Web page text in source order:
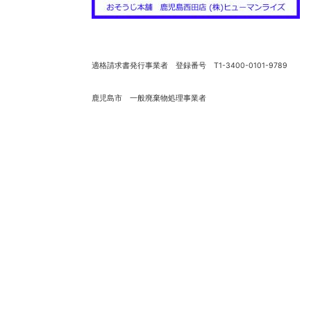
適格請求書発行事業者 登録番号 T1-3400-0101-9789
鹿児島市 一般廃棄物処理事業者